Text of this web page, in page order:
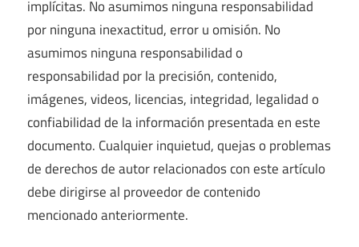
implícitas. No asumimos ninguna responsabilidad
por ninguna inexactitud, error u omisión. No
asumimos ninguna responsabilidad o
responsabilidad por la precisión, contenido,
imágenes, videos, licencias, integridad, legalidad o
confiabilidad de la información presentada en este
documento. Cualquier inquietud, quejas o problemas
de derechos de autor relacionados con este artículo
debe dirigirse al proveedor de contenido
mencionado anteriormente.